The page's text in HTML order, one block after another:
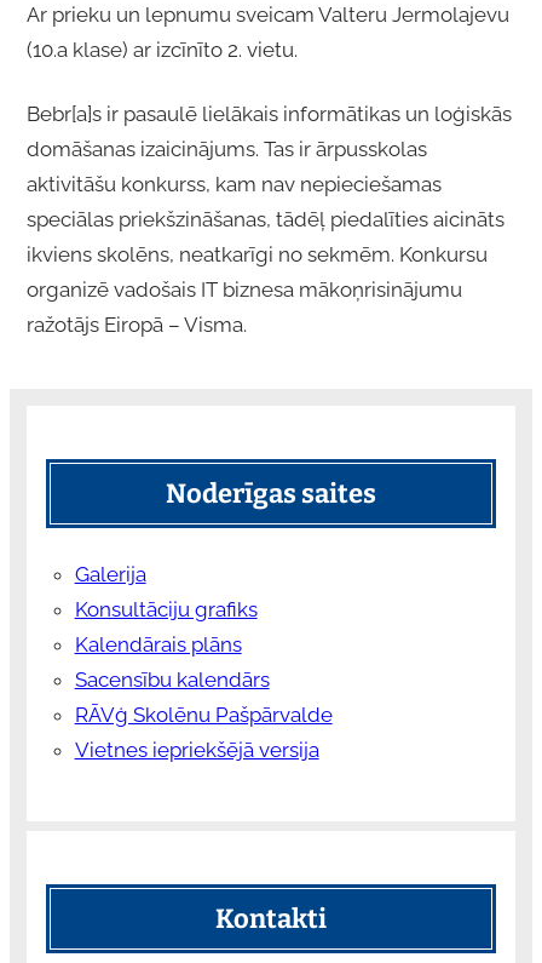
Ar prieku un lepnumu sveicam Valteru Jermolajevu
(10.a klase) ar izcīnīto 2. vietu.
Bebr[a]s ir pasaulē lielākais informātikas un loģiskās
domāšanas izaicinājums. Tas ir ārpusskolas
aktivitāšu konkurss, kam nav nepieciešamas
speciālas priekšzināšanas, tādēļ piedalīties aicināts
ikviens skolēns, neatkarīgi no sekmēm. Konkursu
organizē vadošais IT biznesa mākoņrisinājumu
ražotājs Eiropā – Visma.
Noderīgas saites
Galerija
Konsultāciju grafiks
Kalendārais plāns
Sacensību kalendārs
RĀVģ Skolēnu Pašpārvalde
Vietnes iepriekšējā versija
Kontakti